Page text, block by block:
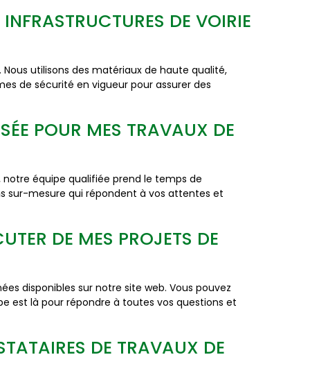
DE VOIRIE
Nous utilisons des matériaux de haute qualité,
de sécurité en vigueur pour assurer des
POUR MES TRAVAUX DE
notre équipe qualifiée prend le temps de
sur-mesure qui répondent à vos attentes et
DE MES PROJETS DE
disponibles sur notre site web. Vous pouvez
est là pour répondre à toutes vos questions et
DE TRAVAUX DE